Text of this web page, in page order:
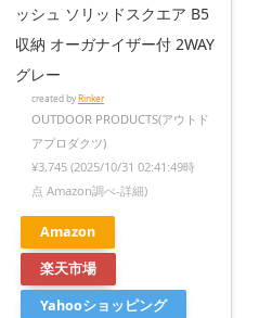
ッシュ ソリッドスクエア B5
収納 オーガナイザー付 2WAY
グレー
created byRinker
OUTDOOR PRODUCTS(アウトド
アプロダクツ)
¥3,745 (2025/10/31 02:41:49時
点 Amazon調べ-詳細)
Amazon
楽天市場
Yahooショッピング